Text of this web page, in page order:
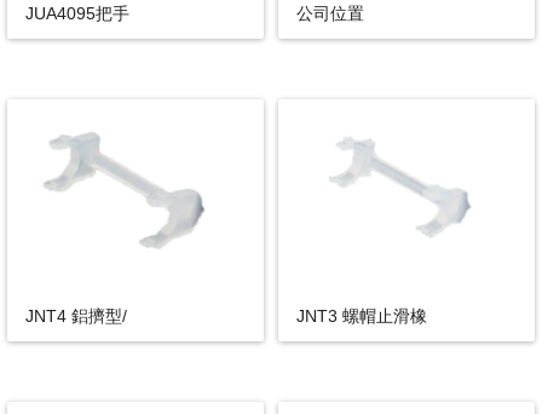
JUA4095把手 公司位置
JNT4 鋁擠型/ JNT3 螺帽止滑橡